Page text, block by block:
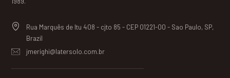
Rua Marquês de Itu 408 - cjto 85 - CEP 01221-00 - Sao Paulo, SP,
Brazil
jmerighi@latersolo.com.br